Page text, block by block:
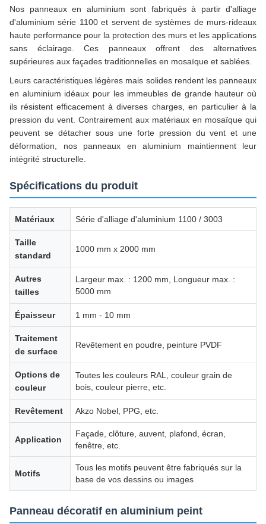
Nos panneaux en aluminium sont fabriqués à partir d'alliage
d'aluminium série 1100 et servent de systèmes de murs-rideaux
haute performance pour la protection des murs et les applications
sans éclairage. Ces panneaux offrent des alternatives
supérieures aux façades traditionnelles en mosaïque et sablées.
Leurs caractéristiques légères mais solides rendent les panneaux
en aluminium idéaux pour les immeubles de grande hauteur où
ils résistent efficacement à diverses charges, en particulier à la
pression du vent. Contrairement aux matériaux en mosaïque qui
peuvent se détacher sous une forte pression du vent et une
déformation, nos panneaux en aluminium maintiennent leur
intégrité structurelle.
Spécifications du produit
Matériaux Série d'alliage d'aluminium 1100 / 3003
Taille
standard
1000 mm x 2000 mm
Autres
tailles
Largeur max. : 1200 mm, Longueur max. :
5000 mm
Épaisseur 1 mm - 10 mm
Traitement
de surface
Revêtement en poudre, peinture PVDF
Options de
couleur
Toutes les couleurs RAL, couleur grain de
bois, couleur pierre, etc.
Revêtement Akzo Nobel, PPG, etc.
Application
Façade, clôture, auvent, plafond, écran,
fenêtre, etc.
Motifs
Tous les motifs peuvent être fabriqués sur la
base de vos dessins ou images
Panneau décoratif en aluminium peint